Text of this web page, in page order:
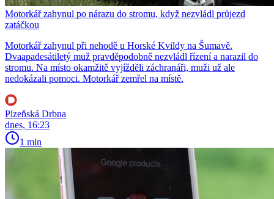
Motorkář zahynul po nárazu do stromu, když nezvládl průjezd
zatáčkou
Motorkář zahynul při nehodě u Horské Kvildy na Šumavě.
Dvaapadesátiletý muž pravděpodobně nezvládl řízení a narazil do
stromu. Na místo okamžitě vyjížděli záchranáři, muži už ale
nedokázali pomoci. Motorkář zemřel na místě.
Plzeňská Drbna
dnes, 16:23
1 min